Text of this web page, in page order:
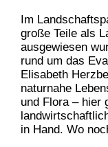
Im
große Teile als
ausgewiesen
rund um das
Elisabeth
naturnahe
und Flora – hier
in Hand. Wo